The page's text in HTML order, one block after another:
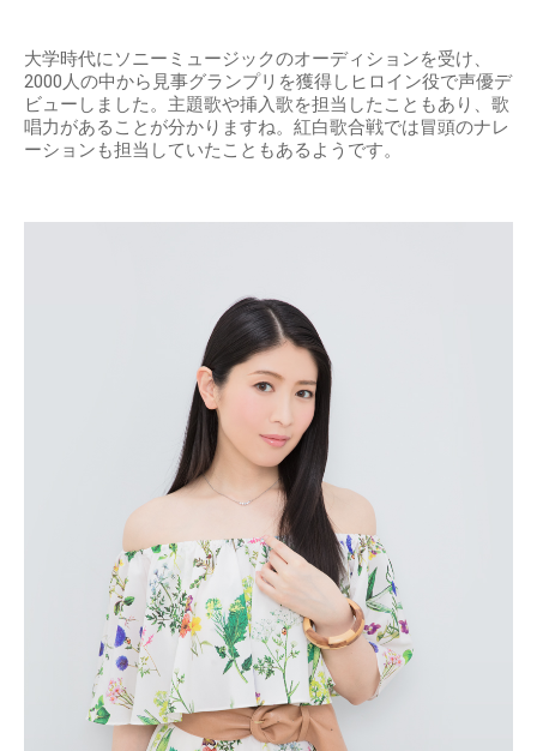
大学時代にソニーミュージックのオーディションを受け、
2000人の中から見事グランプリを獲得しヒロイン役で声優デ
ビューしました。主題歌や挿入歌を担当したこともあり、歌
唱力があることが分かりますね。紅白歌合戦では冒頭のナレ
ーションも担当していたこともあるようです。